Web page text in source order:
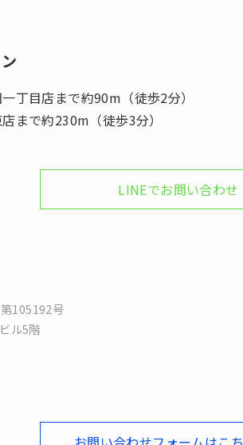
丁目店まで約90m（徒歩2分）
まで約230m（徒歩3分）
LINEでお問い合わせ
105192号
ル5階